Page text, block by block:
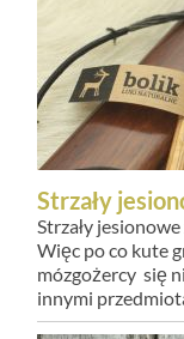
Strzały
Strzały
Więc po co kute
mózgożercy się
innymi